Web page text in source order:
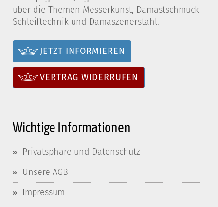
über die Themen Messerkunst, Damastschmuck,
Schleiftechnik und Damaszenerstahl.
JETZT INFORMIEREN
VERTRAG WIDERRUFEN
Wichtige Informationen
Privatsphäre und Datenschutz
Unsere AGB
Impressum